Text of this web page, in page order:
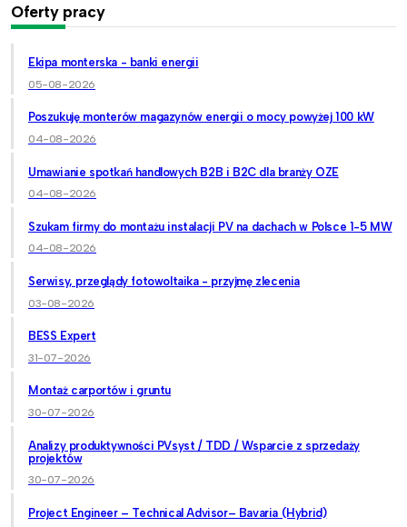
Oferty pracy
Ekipa monterska - banki energii
05-08-2026
Poszukuję monterów magazynów energii o mocy powyżej 100 kW
04-08-2026
Umawianie spotkań handlowych B2B i B2C dla branży OZE
04-08-2026
Szukam firmy do montażu instalacji PV na dachach w Polsce 1-5 MW
04-08-2026
Serwisy, przeglądy fotowoltaika - przyjmę zlecenia
03-08-2026
BESS Expert
31-07-2026
Montaż carportów i gruntu
30-07-2026
Analizy produktywności PVsyst / TDD / Wsparcie z sprzedaży
projektów
30-07-2026
Project Engineer – Technical Advisor– Bavaria (Hybrid)